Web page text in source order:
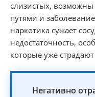
слизистых,
путями и
наркотика сужает
недостаточность,
которые уже
Негативно